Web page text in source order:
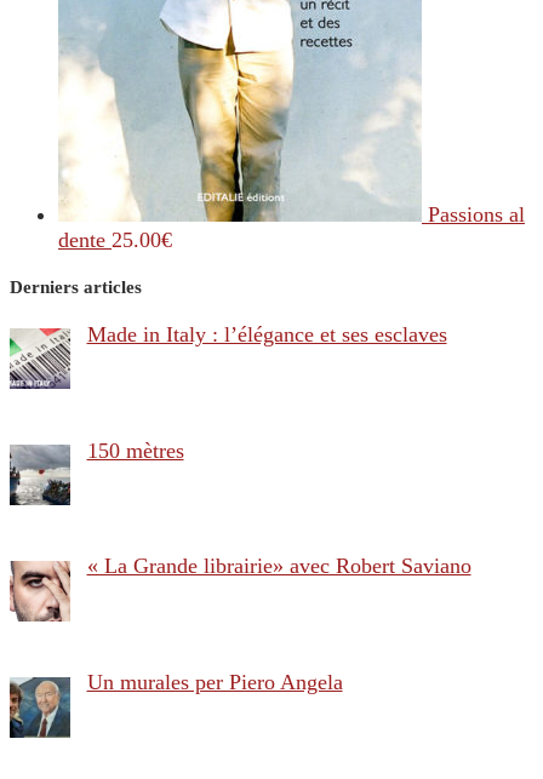
Passions al
dente 25.00€
Derniers articles
Made in Italy : l’élégance et ses esclaves
150 mètres
« La Grande librairie» avec Robert Saviano
Un murales per Piero Angela